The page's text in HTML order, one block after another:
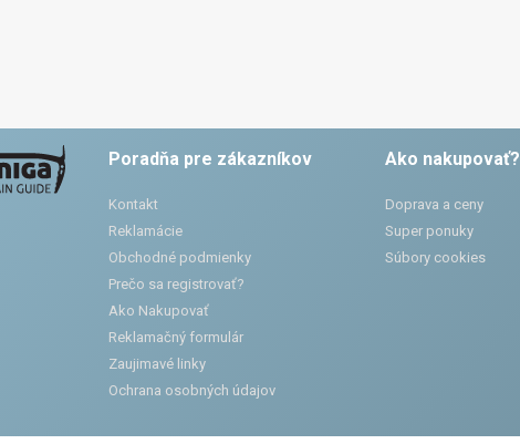
Poradňa pre zákazníkov
Kontakt
Reklamácie
Obchodné podmienky
Prečo sa registrovať?
Ako Nakupovať
Reklamačný formulár
Zaujimavé linky
Ochrana osobných údajov
Ako nakupovať?
Doprava a ceny
Super ponuky
Súbory cookies